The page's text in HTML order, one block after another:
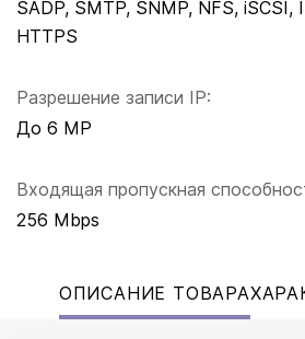
SADP, SMTP, SNMP, NFS, iSCSI,
HTTPS
Разрешение записи IP:
До 6 MP
Входящая пропускная
256 Mbps
ОПИСАНИЕ ТОВАРА